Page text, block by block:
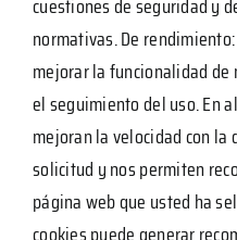
cuestiones de seguridad y
normativas. De
mejorar la funcionalidad de
el seguimiento del uso. En
mejoran la velocidad con la
solicitud y nos permiten
página web que usted ha